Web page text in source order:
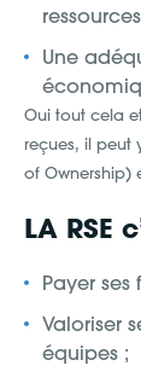
Une
Oui tout cela
reçues, il peut
of Ownership)
LA RSE
Payer ses
Valoriser
équipes ;